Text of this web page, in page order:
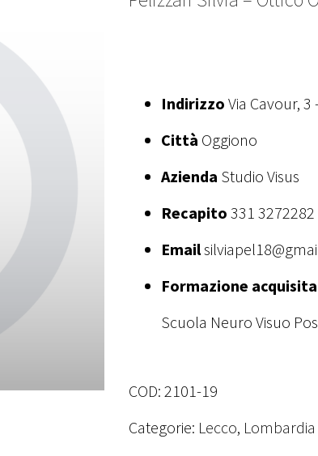
Indirizzo Via Cavour, 3
Città Oggiono
Azienda Studio Visus
Recapito 331 3272282
Email
Formazione acquisita
Scuola Neuro Visuo
COD: 2101-19
Categorie: Lecco, Lombardia